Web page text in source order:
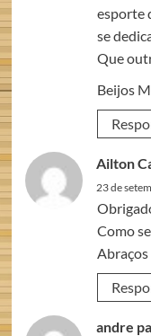
esporte
se
Que
Beijos
Ailton
23 de
Como
Abraços
andre